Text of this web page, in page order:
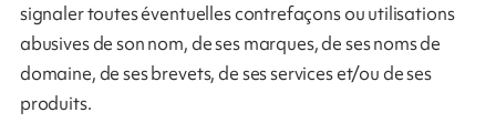
signaler toutes éventuelles contrefaçons ou utilisations
abusives de son nom, de ses marques, de ses noms de
domaine, de ses brevets, de ses services et/ou de ses
produits.